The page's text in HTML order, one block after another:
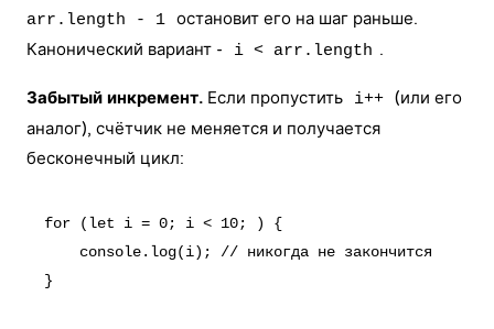
arr.length - 1 остановит его на шаг раньше.
Канонический вариант -
i < arr.length .
Забытый инкремент. Если пропустить i++ (или его
аналог), счётчик не меняется и получается
бесконечный цикл:
for (let i = 0; i < 10; ) {
    console.log(i); // никогда не закончится